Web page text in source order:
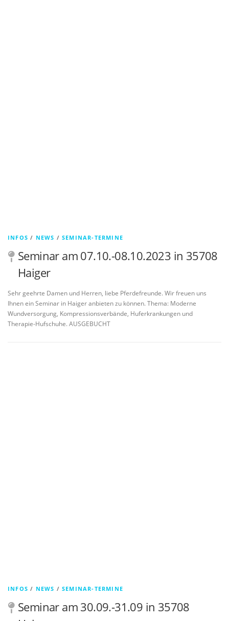
INFOS / NEWS /SEMINAR-TERMINE
Seminar am 07.10.-08.10.2023 in 35708
Haiger
Sehr geehrte Damen und Herren, liebe Pferdefreunde. Wir freuen uns
Ihnen ein Seminar in Haiger anbieten zu können. Thema: Moderne
Wundversorgung, Kompressionsverbände, Huferkrankungen und
Therapie-Hufschuhe. AUSGEBUCHT
INFOS / NEWS /SEMINAR-TERMINE
Seminar am 30.09.-31.09 in 35708